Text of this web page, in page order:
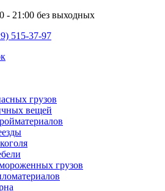
- 21:00 без выходных
515-37-97
грузов
вещей
грузов